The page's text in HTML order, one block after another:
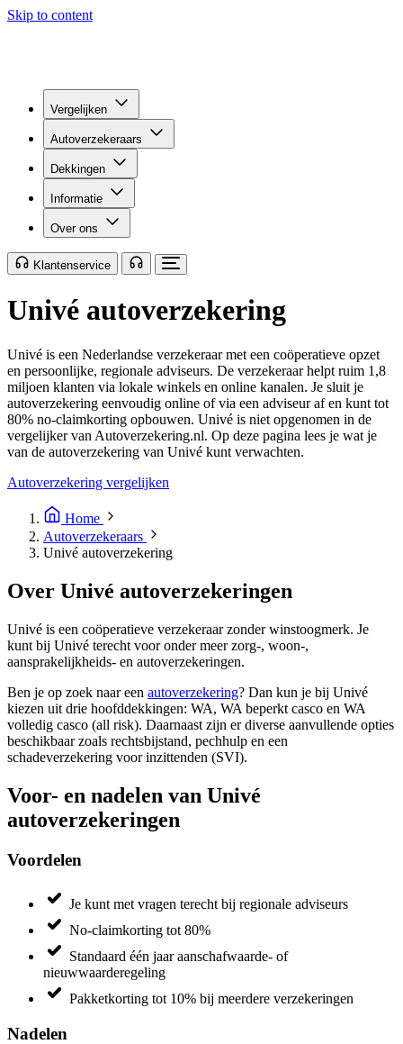
Skip to content
Vergelijken
Autoverzekeraars
Dekkingen
Informatie
Over ons
Klantenservice
Univé autoverzekering
Univé is een Nederlandse verzekeraar met een coöperatieve opzet
en persoonlijke, regionale adviseurs. De verzekeraar helpt ruim 1,8
miljoen klanten via lokale winkels en online kanalen. Je sluit je
autoverzekering eenvoudig online of via een adviseur af en kunt tot
80% no-claimkorting opbouwen. Univé is niet opgenomen in de
vergelijker van Autoverzekering.nl. Op deze pagina lees je wat je
van de autoverzekering van Univé kunt verwachten.
Autoverzekering vergelijken
Home
Autoverzekeraars
Univé autoverzekering
Over Univé autoverzekeringen
Univé is een coöperatieve verzekeraar zonder winstoogmerk. Je
kunt bij Univé terecht voor onder meer zorg-, woon-,
aansprakelijkheids- en autoverzekeringen.
Ben je op zoek naar een autoverzekering? Dan kun je bij Univé
kiezen uit drie hoofddekkingen: WA, WA beperkt casco en WA
volledig casco (all risk). Daarnaast zijn er diverse aanvullende opties
beschikbaar zoals rechtsbijstand, pechhulp en een
schadeverzekering voor inzittenden (SVI).
Voor- en nadelen van Univé
autoverzekeringen
Voordelen
Je kunt met vragen terecht bij regionale adviseurs
No-claimkorting tot 80%
Standaard één jaar aanschafwaarde- of
nieuwwaarderegeling
Pakketkorting tot 10% bij meerdere verzekeringen
Nadelen